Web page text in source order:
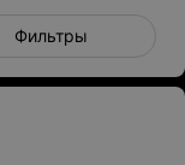
Фильтры